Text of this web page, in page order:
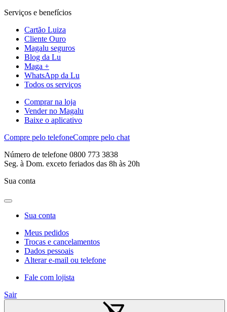
Serviços e benefícios
Cartão Luiza
Cliente Ouro
Magalu seguros
Blog da Lu
Maga +
WhatsApp da Lu
Todos os serviços
Comprar na loja
Vender no Magalu
Baixe o aplicativo
Compre pelo telefoneCompre pelo chat
Número de telefone 0800 773 3838
Seg. à Dom. exceto feriados das 8h às 20h
Sua conta
Sua conta
Meus pedidos
Trocas e cancelamentos
Dados pessoais
Alterar e-mail ou telefone
Fale com lojista
Sair